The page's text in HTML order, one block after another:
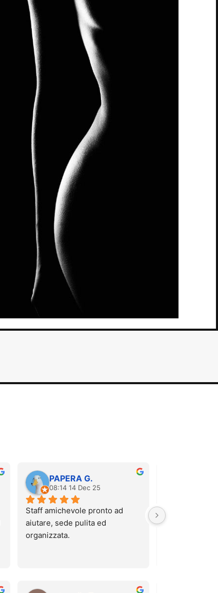
PAPERA G.
08:14 14 Dec 25
Staff amichevole pronto ad
aiutare, sede pulita ed
organizzata.
Sono stata